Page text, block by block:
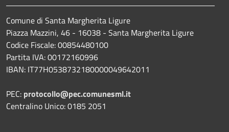
Comune di Santa Margherita Ligure
Piazza Mazzini, 46 - 16038 - Santa Margherita Ligure
Codice Fiscale: 00854480100
Partita IVA: 00172160996
IBAN: IT77H0538732180000049642011
PEC: protocollo@pec.comunesml.it
Centralino Unico: 0185 2051